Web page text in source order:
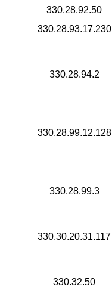
330.28.92.50
330.28.93.17.230
330.28.94.2
330.28.99.12.128
330.28.99.3
330.30.20.31.117
330.32.50